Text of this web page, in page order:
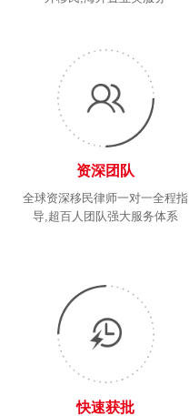
资深团队
全球资深移民律师一对一全程指
导,超百人团队强大服务体系
快速获批